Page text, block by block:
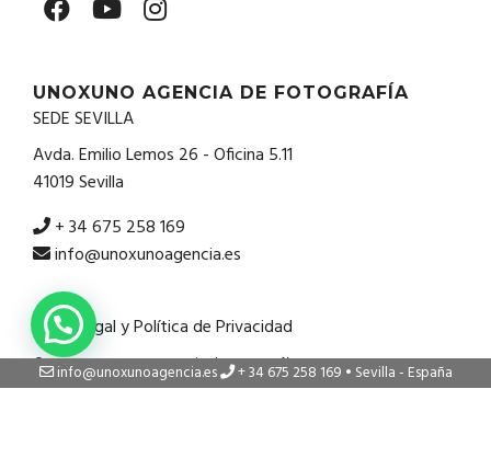
UNOXUNO AGENCIA DE FOTOGRAFÍA
SEDE SEVILLA
Avda. Emilio Lemos 26 - Oficina 5.11
41019 Sevilla
+ 34 675 258 169
info@unoxunoagencia.es
Aviso Legal y Política de Privacidad
© 2020 Uno X Uno Agencia de Fotografía
info@unoxunoagencia.es + 34 675 258 169 • Sevilla - España